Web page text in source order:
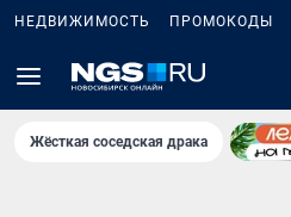
НЕДВИЖИМОСТЬ ПРОМОКОДЫ
Жёсткая соседская драка